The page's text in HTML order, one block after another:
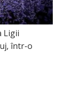
Ligii
într-o